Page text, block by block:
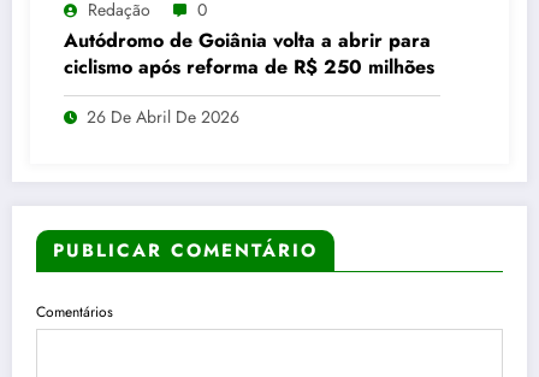
Redação 0
Autódromo de Goiânia volta a abrir para
ciclismo após reforma de R$ 250 milhões
26 De Abril De 2026
PUBLICAR COMENTÁRIO
Comentários